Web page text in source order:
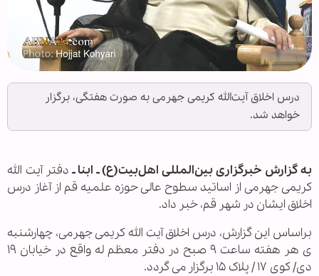
درس اخلاق آیت‌الله کریمی جهرمی به صورت هفتگی، برگزار
خواهد شد.
به گزارش خبرگزاری بین‌المللی اهل‌بیت(ع) ـ ابنا ـ دفتر آیت الله
کریمی جهرمی از اساتید سطوح عالی حوزه علمیه قم از آغاز درس
اخلاق ایشان در شهر قم، خبر داد.
براساس این گزارش، درس اخلاق آیت الله کریمی جهرمی، چهارشنبه
ی هر هفته ساعت ۹ صبح در دفتر معظم له واقع در خیابان ۱۹
دی/ کوی ۱۷ / پلاک ۱۵ برگزار می گردد.